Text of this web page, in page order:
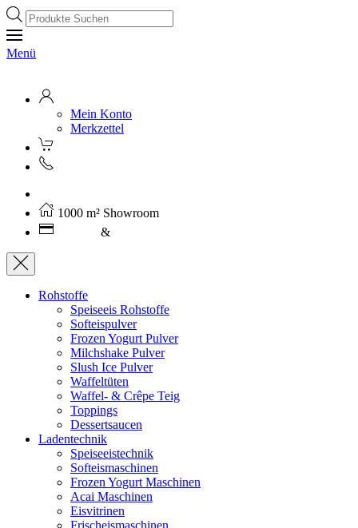
Products
search
Menü
Mein Konto
Merkzettel
1000 m² Showroom
&
Rohstoffe
Speiseeis Rohstoffe
Softeispulver
Frozen Yogurt Pulver
Milchshake Pulver
Slush Ice Pulver
Waffeltüten
Waffel- & Crêpe Teig
Toppings
Dessertsaucen
Ladentechnik
Speiseeistechnik
Softeismaschinen
Frozen Yogurt Maschinen
Acai Maschinen
Eisvitrinen
Frischeismaschinen